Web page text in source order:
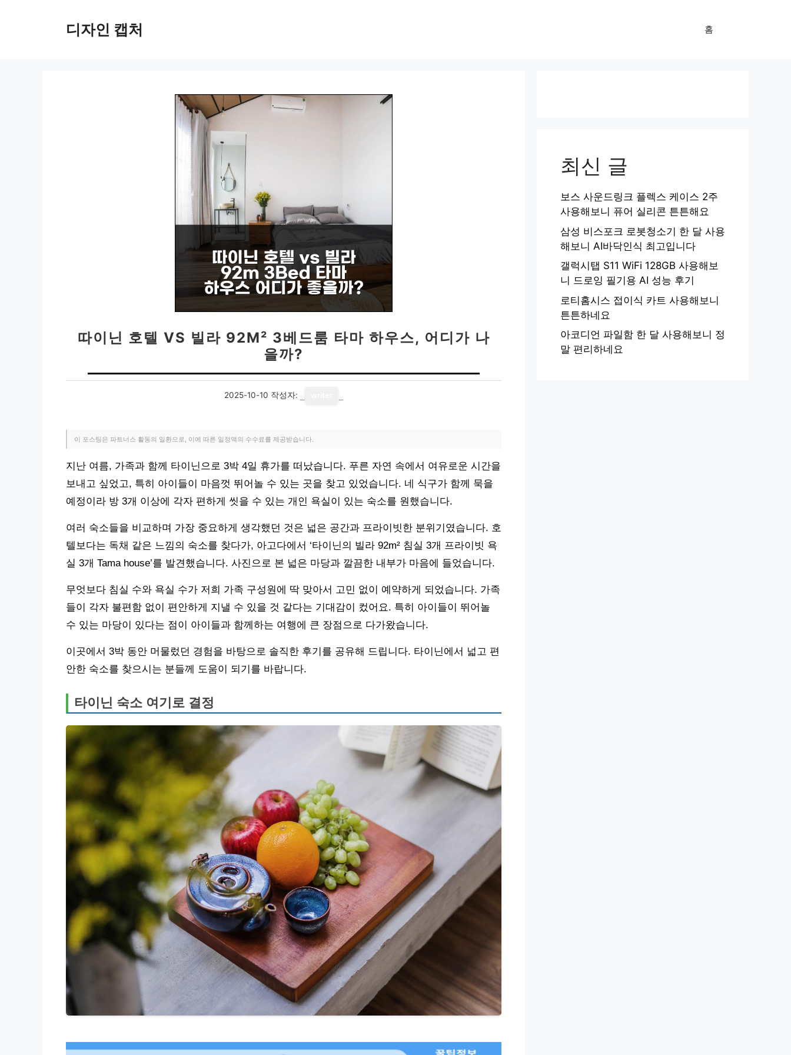
디자인 캡처 홈
따이닌 호텔 VS 빌라 92M² 3베드룸 타마 하우스, 어디가 나
을까?
2025-10-10 작성자:
이 포스팅은 파트너스 활동의 일환으로, 이에 따른 일정액의 수수료를 제공받습니다.
지난 여름, 가족과 함께 타이닌으로 3박 4일 휴가를 떠났습니다. 푸른 자연 속에서 여유로운 시간을
보내고 싶었고, 특히 아이들이 마음껏 뛰어놀 수 있는 곳을 찾고 있었습니다. 네 식구가 함께 묵을
예정이라 방 3개 이상에 각자 편하게 씻을 수 있는 개인 욕실이 있는 숙소를 원했습니다.
여러 숙소들을 비교하며 가장 중요하게 생각했던 것은 넓은 공간과 프라이빗한 분위기였습니다. 호
텔보다는 독채 같은 느낌의 숙소를 찾다가, 아고다에서 ‘타이닌의 빌라 92m² 침실 3개 프라이빗 욕
실 3개 Tama house’를 발견했습니다. 사진으로 본 넓은 마당과 깔끔한 내부가 마음에 들었습니다.
무엇보다 침실 수와 욕실 수가 저희 가족 구성원에 딱 맞아서 고민 없이 예약하게 되었습니다. 가족
들이 각자 불편함 없이 편안하게 지낼 수 있을 것 같다는 기대감이 컸어요. 특히 아이들이 뛰어놀
수 있는 마당이 있다는 점이 아이들과 함께하는 여행에 큰 장점으로 다가왔습니다.
이곳에서 3박 동안 머물렀던 경험을 바탕으로 솔직한 후기를 공유해 드립니다. 타이닌에서 넓고 편
안한 숙소를 찾으시는 분들께 도움이 되기를 바랍니다.
타이닌 숙소 여기로 결정
최신 글
보스 사운드링크 플렉스 케이스 2주
사용해보니 퓨어 실리콘 튼튼해요
삼성 비스포크 로봇청소기 한 달 사용
해보니 AI바닥인식 최고입니다
갤럭시탭 S11 WiFi 128GB 사용해보
니 드로잉 필기용 AI 성능 후기
로티홈시스 접이식 카트 사용해보니
튼튼하네요
아코디언 파일함 한 달 사용해보니 정
말 편리하네요